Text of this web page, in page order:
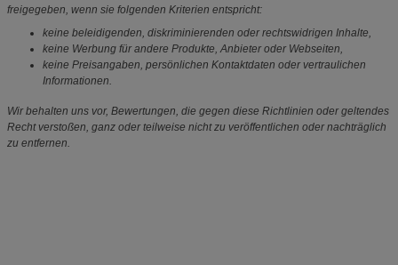
freigegeben, wenn sie folgenden Kriterien entspricht:
keine beleidigenden, diskriminierenden oder rechtswidrigen Inhalte,
keine Werbung für andere Produkte, Anbieter oder Webseiten,
keine Preisangaben, persönlichen Kontaktdaten oder vertraulichen
Informationen.
Wir behalten uns vor, Bewertungen, die gegen diese Richtlinien oder geltendes
Recht verstoßen, ganz oder teilweise nicht zu veröffentlichen oder nachträglich
zu entfernen.